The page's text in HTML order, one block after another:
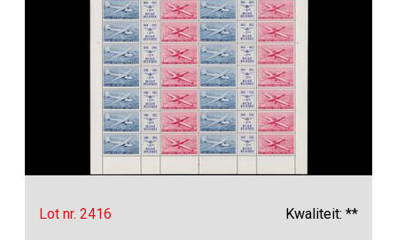
Lot nr. 2416 Kwaliteit: **